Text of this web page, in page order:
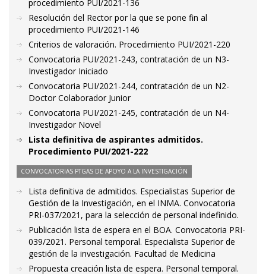
procedimiento PUI/2021-136
Resolución del Rector por la que se pone fin al
procedimiento PUI/2021-146
Criterios de valoración. Procedimiento PUI/2021-220
Convocatoria PUI/2021-243, contratación de un N3-
Investigador Iniciado
Convocatoria PUI/2021-244, contratación de un N2-
Doctor Colaborador Junior
Convocatoria PUI/2021-245, contratación de un N4-
Investigador Novel
Lista definitiva de aspirantes admitidos.
Procedimiento PUI/2021-222
CONVOCATORIAS PTGAS DE APOYO A LA INVESTIGACIÓN
Lista definitiva de admitidos. Especialistas Superior de
Gestión de la Investigación, en el INMA. Convocatoria
PRI-037/2021, para la selección de personal indefinido.
Publicación lista de espera en el BOA. Convocatoria PRI-
039/2021. Personal temporal. Especialista Superior de
gestión de la investigación. Facultad de Medicina
Propuesta creación lista de espera. Personal temporal.